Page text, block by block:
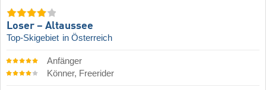
Loser – Altaussee
Top-Skigebiet in Österreich
Anfänger
Könner, Freerider